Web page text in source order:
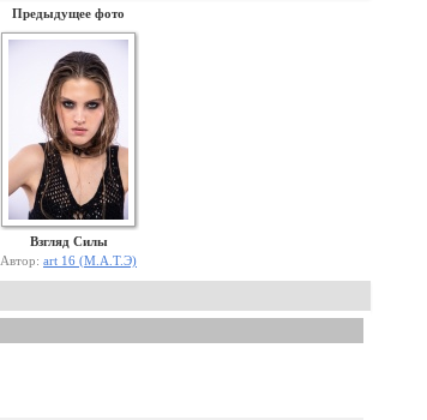
Предыдущее фото
Взгляд Силы
Автор: art 16 (М.А.Т.Э)